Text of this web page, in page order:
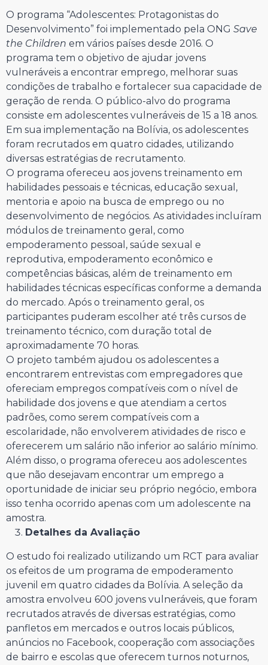
O programa “Adolescentes: Protagonistas do
Desenvolvimento” foi implementado pela ONG Save
the Children em vários países desde 2016. O
programa tem o objetivo de ajudar jovens
vulneráveis a encontrar emprego, melhorar suas
condições de trabalho e fortalecer sua capacidade de
geração de renda. O público-alvo do programa
consiste em adolescentes vulneráveis de 15 a 18 anos.
Em sua implementação na Bolívia, os adolescentes
foram recrutados em quatro cidades, utilizando
diversas estratégias de recrutamento.
O programa ofereceu aos jovens treinamento em
habilidades pessoais e técnicas, educação sexual,
mentoria e apoio na busca de emprego ou no
desenvolvimento de negócios. As atividades incluíram
módulos de treinamento geral, como
empoderamento pessoal, saúde sexual e
reprodutiva, empoderamento econômico e
competências básicas, além de treinamento em
habilidades técnicas específicas conforme a demanda
do mercado. Após o treinamento geral, os
participantes puderam escolher até três cursos de
treinamento técnico, com duração total de
aproximadamente 70 horas.
O projeto também ajudou os adolescentes a
encontrarem entrevistas com empregadores que
ofereciam empregos compatíveis com o nível de
habilidade dos jovens e que atendiam a certos
padrões, como serem compatíveis com a
escolaridade, não envolverem atividades de risco e
oferecerem um salário não inferior ao salário mínimo.
Além disso, o programa ofereceu aos adolescentes
que não desejavam encontrar um emprego a
oportunidade de iniciar seu próprio negócio, embora
isso tenha ocorrido apenas com um adolescente na
amostra.
Detalhes da Avaliação
O estudo foi realizado utilizando um RCT para avaliar
os efeitos de um programa de empoderamento
juvenil em quatro cidades da Bolívia. A seleção da
amostra envolveu 600 jovens vulneráveis, que foram
recrutados através de diversas estratégias, como
panfletos em mercados e outros locais públicos,
anúncios no Facebook, cooperação com associações
de bairro e escolas que oferecem turnos noturnos,